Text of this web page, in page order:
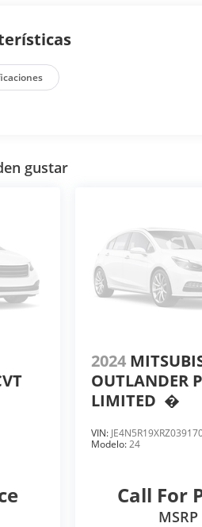
gustar
2024
OUTLANDER
LIMITED �
VIN:
Modelo:24
Call For
MSRP